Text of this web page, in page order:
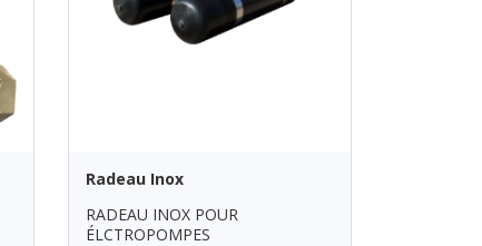
Radeau Inox
RADEAU INOX POUR
ÉLCTROPOMPES